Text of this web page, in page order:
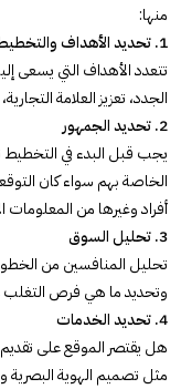
منها:
1. تحديد الأهداف والتخطيط
تتعدد الأهداف التي يسعى
الجدد، تعزيز العلامة
2. تحديد الجمهور
يجب قبل البدء في
الخاصة بهم سواء كان
أفراد وغيرها من المعلومات
3. تحليل السوق
تحليل المنافسين من
وتحديد ما هي فرص التغلب
4. تحديد الخدمات
هل يقتصر الموقع على
مثل تصميم الهوية البصرية